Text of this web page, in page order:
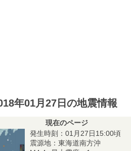
年01月27日の地震情報
現在のページ
発生時刻：01月27日15:00頃
震源地：東海道南方沖